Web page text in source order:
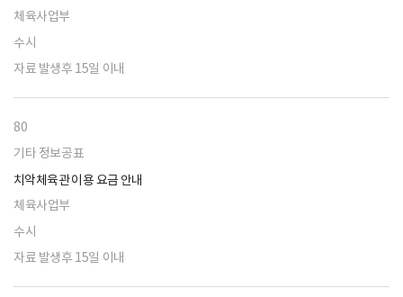
체육사업부
수시
자료 발생후 15일 이내
80
기타 정보공표
치악체육관 이용 요금 안내
체육사업부
수시
자료 발생후 15일 이내